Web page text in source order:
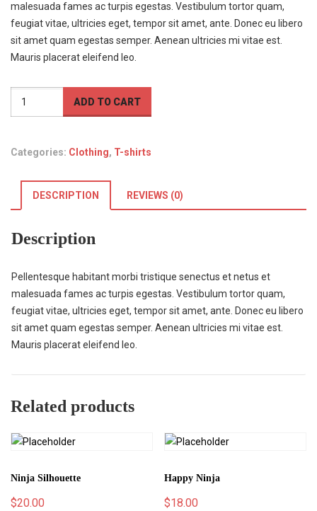
malesuada fames ac turpis egestas. Vestibulum tortor quam,
feugiat vitae, ultricies eget, tempor sit amet, ante. Donec eu libero
sit amet quam egestas semper. Aenean ultricies mi vitae est.
Mauris placerat eleifend leo.
quantity
ADD TO CART
Categories: Clothing, T-shirts
DESCRIPTION REVIEWS (0)
Description
Pellentesque habitant morbi tristique senectus et netus et
malesuada fames ac turpis egestas. Vestibulum tortor quam,
feugiat vitae, ultricies eget, tempor sit amet, ante. Donec eu libero
sit amet quam egestas semper. Aenean ultricies mi vitae est.
Mauris placerat eleifend leo.
Related products
Ninja Silhouette
$20.00
Happy Ninja
$18.00